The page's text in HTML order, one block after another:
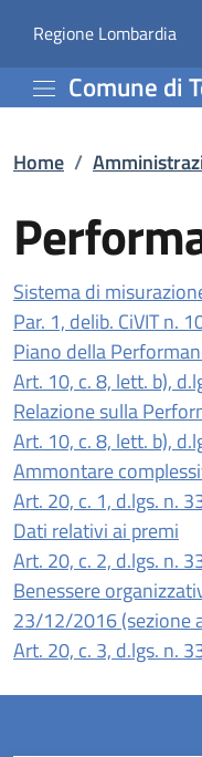
Regione Lombardia
Comune di
Home /
Sistema di
Par. 1, delib. CiVIT n.
Piano della
Art. 10, c. 8, lett. b),
Relazione sulla
Art. 10, c. 8, lett. b),
Ammontare
Art. 20, c. 1, d.lgs. n.
Dati relativi ai premi
Art. 20, c. 2, d.lgs. n.
Benessere
23/12/2016 (sezione
Art. 20, c. 3, d.lgs. n.